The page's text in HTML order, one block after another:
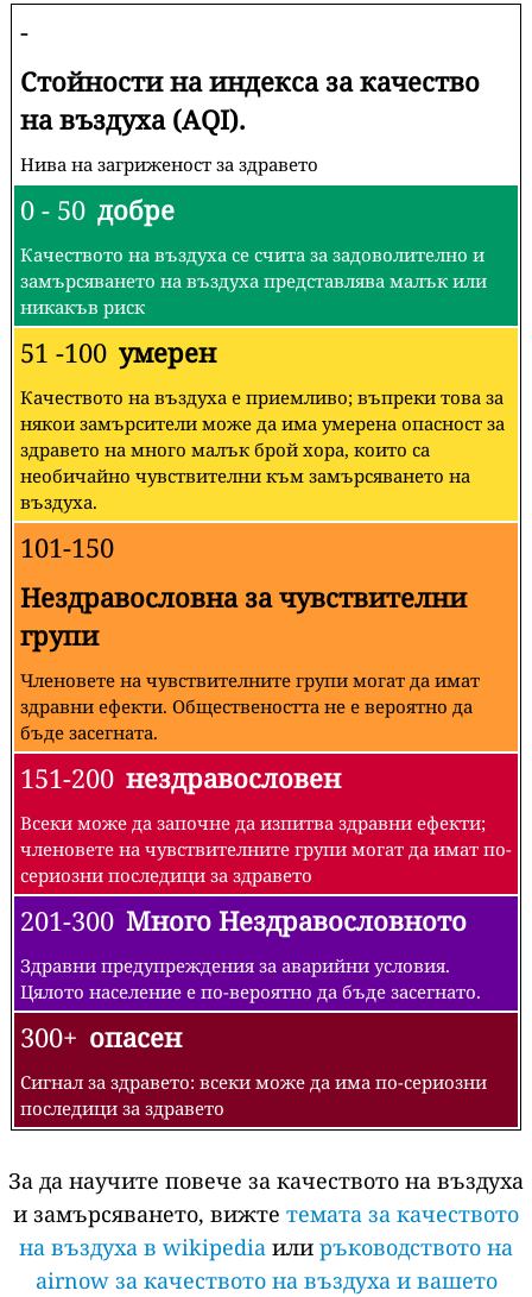
-
Стойности на индекса за качество
на въздуха (AQI).
Нива на загриженост за здравето
0 - 50 добре
Качеството на въздуха се счита за задоволително и
замърсяването на въздуха представлява малък или
никакъв риск
51 -100 умерен
Качеството на въздуха е приемливо; въпреки това за
някои замърсители може да има умерена опасност за
здравето на много малък брой хора, които са
необичайно чувствителни към замърсяването на
въздуха.
101-150
Нездравословна за чувствителни
групи
Членовете на чувствителните групи могат да имат
здравни ефекти. Обществеността не е вероятно да
бъде засегната.
151-200 нездравословен
Всеки може да започне да изпитва здравни ефекти;
членовете на чувствителните групи могат да имат по-
сериозни последици за здравето
201-300 Много Нездравословното
Здравни предупреждения за аварийни условия.
Цялото население е по-вероятно да бъде засегнато.
300+ опасен
Сигнал за здравето: всеки може да има по-сериозни
последици за здравето
За да научите повече за качеството на въздуха
и замърсяването, вижте темата за качеството
на въздуха в wikipedia или ръководството на
airnow за качеството на въздуха и вашето